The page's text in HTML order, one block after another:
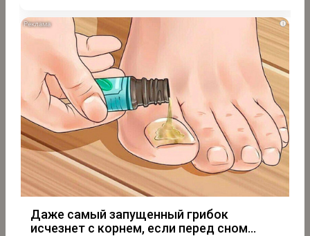
i
Даже самый запущенный грибок
исчезнет с корнем, если перед сном…